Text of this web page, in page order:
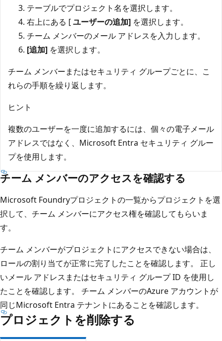
テーブルでプロジェクト名を選択します。
右上にある [ユーザーの追加] を選択します。
チーム メンバーのメール アドレスを入力します。
[追加] を選択します。
チーム メンバーまたはセキュリティ グループごとに、こ
れらの手順を繰り返します。
ヒント
複数のユーザーを一度に追加するには、個々の電子メール
アドレスではなく、Microsoft Entra セキュリティ グルー
プを使用します。
チーム メンバーのアクセスを確認する
Microsoft Foundryプロジェクトの一覧からプロジェクトを選
択して、チーム メンバーにアクセス権を確認してもらいま
す。
チーム メンバーがプロジェクトにアクセスできない場合は、
ロールの割り当てが正常に完了したことを確認します。 正し
いメール アドレスまたはセキュリティ グループ ID を使用し
たことを確認します。 チーム メンバーのAzure アカウントが
同じMicrosoft Entra テナントにあることを確認します。
プロジェクトを削除する